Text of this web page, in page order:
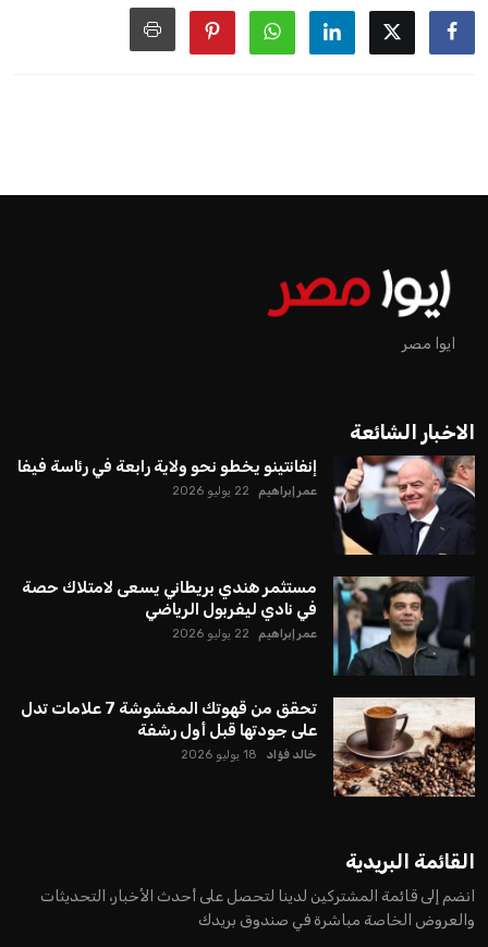
ايوا مصر
الاخبار الشائعة
إنفانتينو يخطو نحو ولاية رابعة في رئاسة فيفا
عمر إبراهيم 22 يوليو 2026
مستثمر هندي بريطاني يسعى لامتلاك حصة
في نادي ليفربول الرياضي
عمر إبراهيم 22 يوليو 2026
تحقق من قهوتك المغشوشة 7 علامات تدل
على جودتها قبل أول رشفة
خالد فؤاد 18 يوليو 2026
القائمة البريدية
انضم إلى قائمة المشتركين لدينا لتحصل على أحدث الأخبار، التحديثات
والعروض الخاصة مباشرة في صندوق بريدك